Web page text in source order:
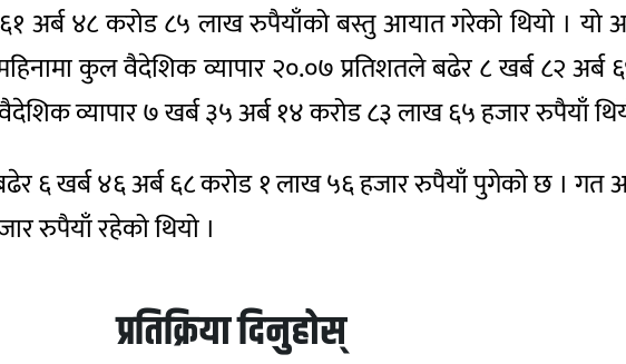
अर्ब ४८ करोड ८५ लाख रुपैयाँको बस्तु आयात गरेको थियो । यो
कुल वैदेशिक व्यापार २०.०७ प्रतिशतले बढेर ८ खर्ब ८२ अर्ब
व्यापार ७ खर्ब ३५ अर्ब १४ करोड ८३ लाख ६५ हजार रुपैयाँ
६ खर्ब ४६ अर्ब ६८ करोड १ लाख ५६ हजार रुपैयाँ पुगेको छ । गत
रुपैयाँ रहेको थियो ।
प्रतिक्रिया दिनुहोस्